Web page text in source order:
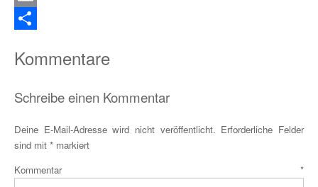
Email
Kommentare
Schreibe einen Kommentar
Deine E-Mail-Adresse wird nicht veröffentlicht. Erforderliche Felder
sind mit * markiert
Kommentar *